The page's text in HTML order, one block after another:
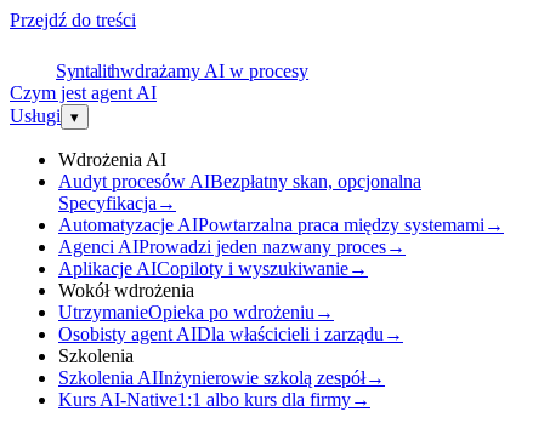
Przejdź do treści
Syntalithwdrażamy AI w procesy
Czym jest agent AI
Usługi ▾
Wdrożenia AI
Audyt procesów AIBezpłatny skan, opcjonalna
Specyfikacja →
Automatyzacje AIPowtarzalna praca między systemami →
Agenci AIProwadzi jeden nazwany proces→
Aplikacje AICopiloty i wyszukiwanie→
Wokół wdrożenia
UtrzymanieOpieka po wdrożeniu →
Osobisty agent AIDla właścicieli i zarządu →
Szkolenia
Szkolenia AIInżynierowie szkolą zespół→
Kurs AI-Native1:1 albo kurs dla firmy→